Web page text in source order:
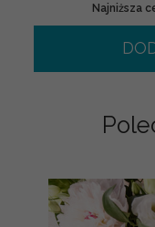
Najniższa